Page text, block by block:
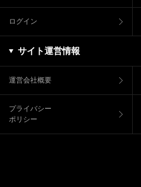
ログイン
サイト運営情報
運営会社概要
プライバシー
ポリシー